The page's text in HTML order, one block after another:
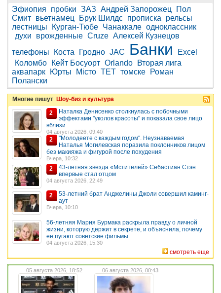
Эфиопия пробки ЗАЗ Андрей Запорожец
Пол
Смит вьетнамец Брук Шилдс прописка
рельсы
лестницы
Курган-Тюбе Чанаккале одноклассник
духи
врожденные Cruze Алексей Кузнецов
телефоны
Коста Гродно JAC Банки
Excel
Коломбо
Кейт Босуорт Orlando
Вторая лига
аквапарк
Юрты Місто ТЕТ томске
Роман
Полански
Многие пишут Шоу-биз и культура
2
Наталка Денисенко столкнулась с побочными
эффектами "уколов красоты" и показала свое лицо
вблизи
04 августа 2026, 09:40
2
"Молодеете с каждым годом". Неузнаваемая
Наталья Могилевская поразила поклонников лицом
без макияжа и фигурой после похудения
Вчера, 10:32
2
43-летняя звезда «Мстителей» Себастиан Стэн
впервые стал отцом
04 августа 2026, 22:49
2
53-летний брат Анджелины Джоли совершил каминг-
аут
Вчера, 10:10
56-летняя Мария Бурмака раскрыла правду о личной
жизни, которую держит в секрете, и объяснила, почему
ее пугают советские фильмы
04 августа 2026, 15:30
смотреть еще
05 августа 2026, 18:52 06 августа 2026, 00:43